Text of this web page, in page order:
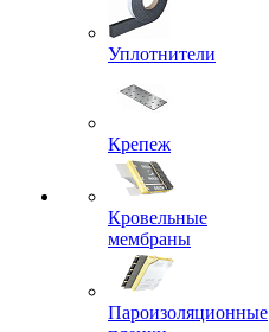
Уплотнители
Крепеж
Кровельные
мембраны
Пароизоляционные